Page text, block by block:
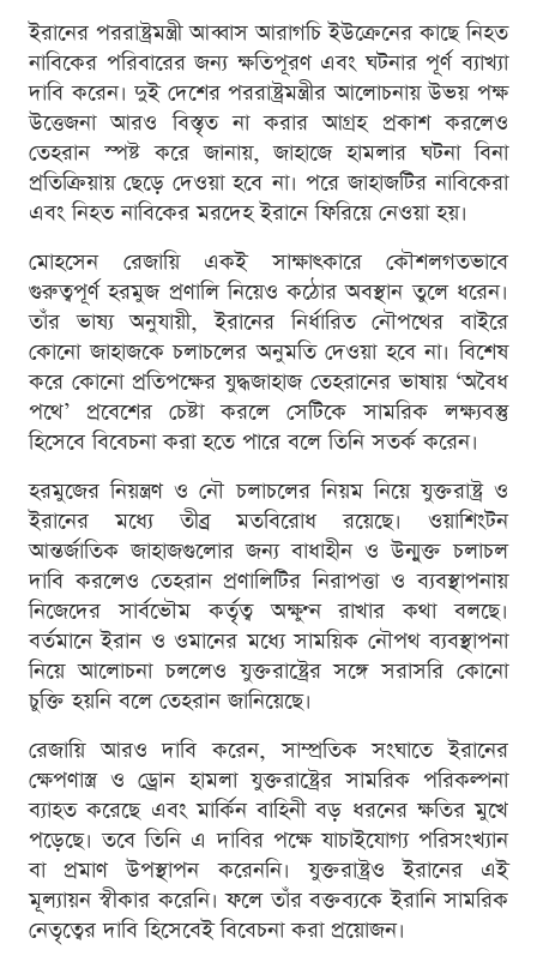
ইরানের পররাষ্ট্রমন্ত্রী আব্বাস আরাগচি ইউক্রেনের কাছে নিহত
নাবিকের পরিবারের জন্য ক্ষতিপূরণ এবং ঘটনার পূর্ণ ব্যাখ্যা
দাবি করেন। দুই দেশের পররাষ্ট্রমন্ত্রীর আলোচনায় উভয় পক্ষ
উত্তেজনা আরও বিস্তৃত না করার আগ্রহ প্রকাশ করলেও
তেহরান স্পষ্ট করে জানায়, জাহাজে হামলার ঘটনা বিনা
প্রতিক্রিয়ায় ছেড়ে দেওয়া হবে না। পরে জাহাজটির নাবিকেরা
এবং নিহত নাবিকের মরদেহ ইরানে ফিরিয়ে নেওয়া হয়।
মোহসেন রেজায়ি একই সাক্ষাৎকারে কৌশলগতভাবে
গুরুত্বপূর্ণ হরমুজ প্রণালি নিয়েও কঠোর অবস্থান তুলে ধরেন।
তাঁর ভাষ্য অনুযায়ী, ইরানের নির্ধারিত নৌপথের বাইরে
কোনো জাহাজকে চলাচলের অনুমতি দেওয়া হবে না। বিশেষ
করে কোনো প্রতিপক্ষের যুদ্ধজাহাজ তেহরানের ভাষায় ‘অবৈধ
পথে’ প্রবেশের চেষ্টা করলে সেটিকে সামরিক লক্ষ্যবস্তু
হিসেবে বিবেচনা করা হতে পারে বলে তিনি সতর্ক করেন।
হরমুজের নিয়ন্ত্রণ ও নৌ চলাচলের নিয়ম নিয়ে যুক্তরাষ্ট্র ও
ইরানের মধ্যে তীব্র মতবিরোধ রয়েছে। ওয়াশিংটন
আন্তর্জাতিক জাহাজগুলোর জন্য বাধাহীন ও উন্মুক্ত চলাচল
দাবি করলেও তেহরান প্রণালিটির নিরাপত্তা ও ব্যবস্থাপনায়
নিজেদের সার্বভৌম কর্তৃত্ব অক্ষুণ্ন রাখার কথা বলছে।
বর্তমানে ইরান ও ওমানের মধ্যে সাময়িক নৌপথ ব্যবস্থাপনা
নিয়ে আলোচনা চললেও যুক্তরাষ্ট্রের সঙ্গে সরাসরি কোনো
চুক্তি হয়নি বলে তেহরান জানিয়েছে।
রেজায়ি আরও দাবি করেন, সাম্প্রতিক সংঘাতে ইরানের
ক্ষেপণাস্ত্র ও ড্রোন হামলা যুক্তরাষ্ট্রের সামরিক পরিকল্পনা
ব্যাহত করেছে এবং মার্কিন বাহিনী বড় ধরনের ক্ষতির মুখে
পড়েছে। তবে তিনি এ দাবির পক্ষে যাচাইযোগ্য পরিসংখ্যান
বা প্রমাণ উপস্থাপন করেননি। যুক্তরাষ্ট্রও ইরানের এই
মূল্যায়ন স্বীকার করেনি। ফলে তাঁর বক্তব্যকে ইরানি সামরিক
নেতৃত্বের দাবি হিসেবেই বিবেচনা করা প্রয়োজন।